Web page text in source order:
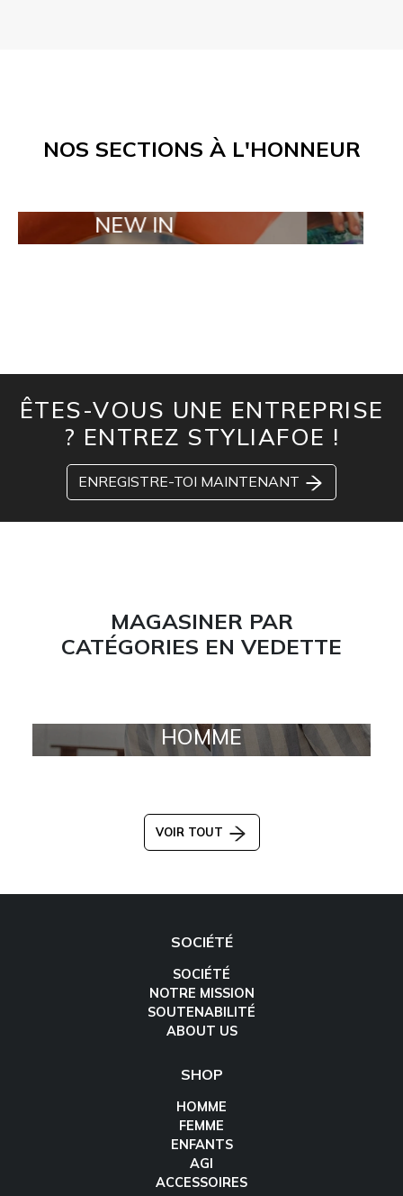
NOS SECTIONS À L'HONNEUR
NEW IN TAILOR
ÊTES-VOUS UNE ENTREPRISE
? ENTREZ STYLIAFOE !
ENREGISTRE-TOI MAINTENANT
MAGASINER PAR
CATÉGORIES EN VEDETTE
HOMME
VOIR TOUT
SOCIÉTÉ
SOCIÉTÉ
NOTRE MISSION
SOUTENABILITÉ
ABOUT US
SHOP
HOMME
FEMME
ENFANTS
AGI
ACCESSOIRES